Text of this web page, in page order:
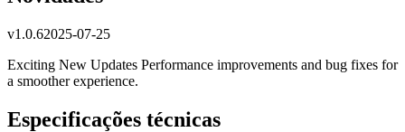
v1.0.62025-07-25
Exciting New Updates Performance improvements and bug fixes for
a smoother experience.
Especificações técnicas